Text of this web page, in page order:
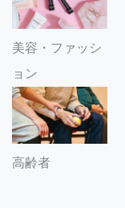
美容・ファッシ
ョン
高齢者